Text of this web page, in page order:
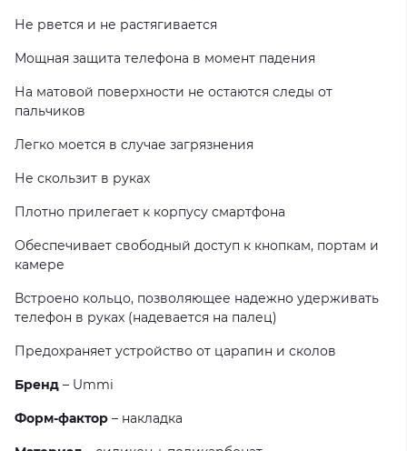
Не рвется и не растягивается
Мощная защита телефона в момент падения
На матовой поверхности не остаются следы от
пальчиков
Легко моется в случае загрязнения
Не скользит в руках
Плотно прилегает к корпусу смартфона
Обеспечивает свободный доступ к кнопкам, портам и
камере
Встроено кольцо, позволяющее надежно удерживать
телефон в руках (надевается на палец)
Предохраняет устройство от царапин и сколов
Бренд – Ummi
Форм-фактор – накладка